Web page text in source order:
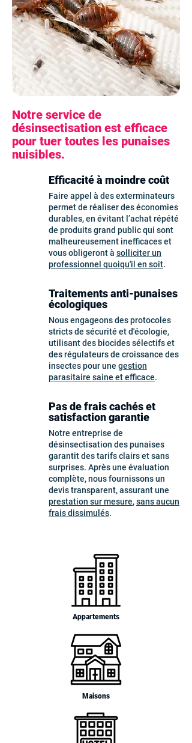
Notre service de
désinsectisation est efficace
pour tuer toutes les punaises
nuisibles.
Efficacité à moindre coût
Faire appel à des exterminateurs
permet de réaliser des économies
durables, en évitant l’achat répété
de produits grand public qui sont
malheureusement inefficaces et
vous obligeront à solliciter un
professionnel quoiqu'il en soit.
Traitements anti-punaises
écologiques
Nous engageons des protocoles
stricts de sécurité et d'écologie,
utilisant des biocides sélectifs et
des régulateurs de croissance des
insectes pour une gestion
parasitaire saine et efficace.
Pas de frais cachés et
satisfaction garantie
Notre entreprise de
désinsectisation des punaises
garantit des tarifs clairs et sans
surprises. Après une évaluation
complète, nous fournissons un
devis transparent, assurant une
prestation sur mesure,sans aucun
frais dissimulés.
Appartements
Maisons